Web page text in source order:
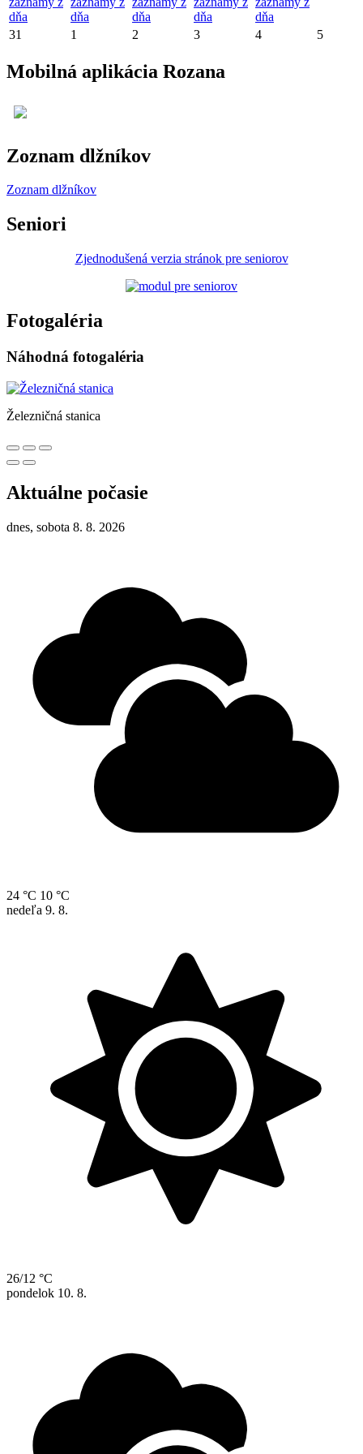
dňa
dňa
dňa
dňa
dňa
31 1 2 3 4 5
Mobilná aplikácia Rozana
Zoznam dlžníkov
Zoznam dlžníkov
Seniori
Zjednodušená verzia stránok pre seniorov
Fotogaléria
Náhodná fotogaléria
Železničná stanica
Aktuálne počasie
dnes, sobota 8. 8. 2026
24 °C 10 °C
nedeľa 9. 8.
26/12 °C
pondelok 10. 8.